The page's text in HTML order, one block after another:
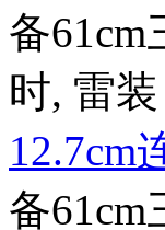
备
时, 雷
12.7cm
备